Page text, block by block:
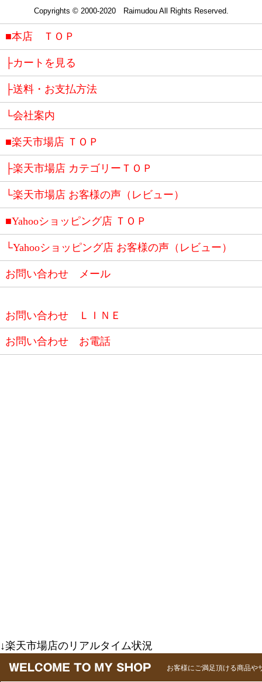
Copyrights © 2000-2020 Raimudou All Rights Reserved.
■本店 ＴＯＰ
├カートを見る
├送料・お支払方法
└会社案内
■楽天市場店 ＴＯＰ
├楽天市場店 カテゴリーＴＯＰ
└楽天市場店 お客様の声（レビュー）
■Yahooショッピング店 ＴＯＰ
└Yahooショッピング店 お客様の声（レビュー）
お問い合わせ メール
お問い合わせ ＬＩＮＥ
お問い合わせ お電話
↓楽天市場店のリアルタイム状況